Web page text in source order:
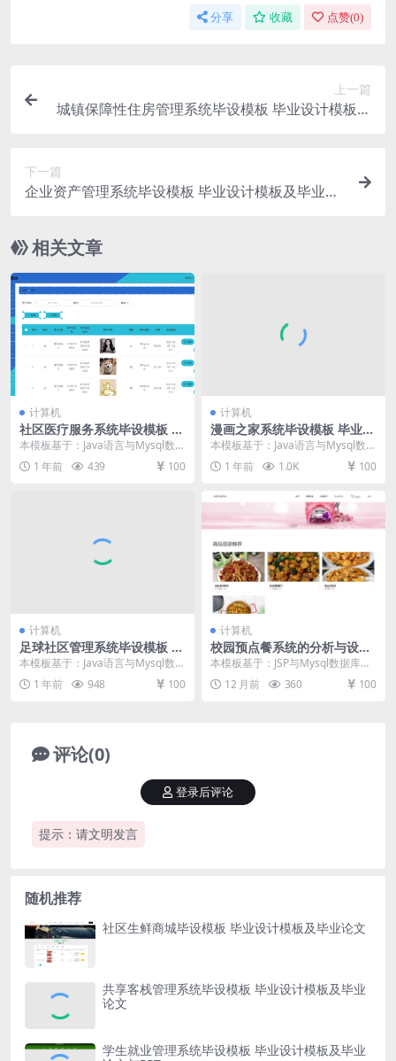
分享 收藏 点赞(0)
上一篇
城镇保障性住房管理系统毕设模板 毕业设计模板及
下一篇
企业资产管理系统毕设模板 毕业设计模板及毕业论
相关文章
计算机
社区医疗服务系统毕设模板 毕
业设计模板及毕业论文
本模板基于：Java语言与Mysql数据
库开发 系统功能实现 这个环节需要
使用前...
1 年前 439 100
计算机
漫画之家系统毕设模板 毕业设
计模板及毕业论文与PPT
本模板基于：Java语言与Mysql数据
库开发 系统功能实现 系统功能模块
“漫...1 年前 1.0K 100
计算机
足球社区管理系统毕设模板 毕
业设计模板及毕业论文
本模板基于：Java语言与Mysql数据
库开发 系统功能实现 管理员功能介
绍 管...
1 年前 948 100
计算机
校园预点餐系统的分析与设计
毕设模板 毕业设计模板及毕业
论文与开题报告
本模板基于：JSP与Mysql数据库开
发 系统功能实现 用户功能模块 用
户点击进...
12 月前 360 100
评论(0)
提示：请文明发言
登录后评论
随机推荐
社区生鲜商城毕设模板 毕业设计模板及毕业论文
共享客栈管理系统毕设模板 毕业设计模板及毕业
论文
学生就业管理系统毕设模板 毕业设计模板及毕业